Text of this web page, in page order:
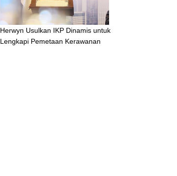
Herwyn Usulkan IKP Dinamis untuk
Lengkapi Pemetaan Kerawanan